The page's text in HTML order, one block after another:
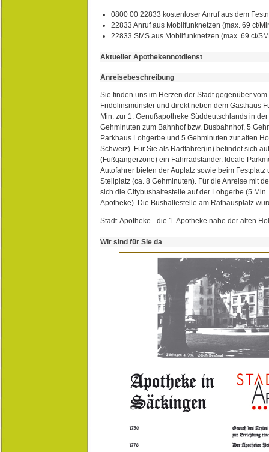
0800 00 22833 kostenloser Anruf aus dem
22833 Anruf aus Mobilfunknetzen (max. 69 ct/
22833 SMS aus Mobilfunknetzen (max. 69 ct/
Aktueller Apothekennotdienst
Anreisebeschreibung
Sie finden uns im Herzen der Stadt gegenüber
Fridolinsmünster und direkt neben dem Gasthaus
Min. zur 1. Genußapotheke Süddeutschlands in
Gehminuten zum Bahnhof bzw. Busbahnhof, 5
Parkhaus Lohgerbe und 5 Gehminuten zur alten
Schweiz). Für Sie als Radfahrer(in) befindet sich
(Fußgängerzone) ein Fahrradständer. Ideale
Autofahrer bieten der Auplatz sowie beim Festplatz
Stellplatz (ca. 8 Gehminuten). Für die Anreise mit
sich die Citybushaltestelle auf der Lohgerbe (5
Apotheke). Die Bushaltestelle am Rathausplatz
Stadt-Apotheke - die 1. Apotheke nahe der alten
Wir sind für Sie da